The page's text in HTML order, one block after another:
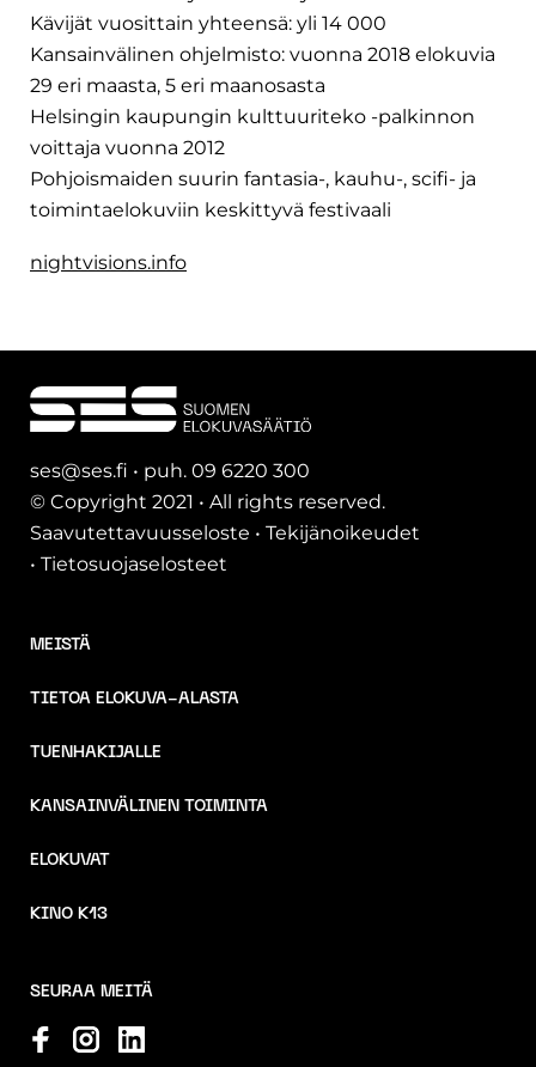
Kävijät vuosittain yhteensä: yli 14 000
Kansainvälinen ohjelmisto: vuonna 2018 elokuvia
29 eri maasta, 5 eri maanosasta
Helsingin kaupungin kulttuuriteko -palkinnon
voittaja vuonna 2012
Pohjoismaiden suurin fantasia-, kauhu-, scifi- ja
toimintaelokuviin keskittyvä festivaali
nightvisions.info
ses@ses.fi • puh. 09 6220 300
© Copyright 2021 • All rights reserved.
Saavutettavuusseloste • Tekijänoikeudet
• Tietosuojaselosteet
MEISTÄ
TIETOA ELOKUVA-ALASTA
TUENHAKIJALLE
KANSAINVÄLINEN TOIMINTA
ELOKUVAT
KINO K13
SEURAA MEITÄ